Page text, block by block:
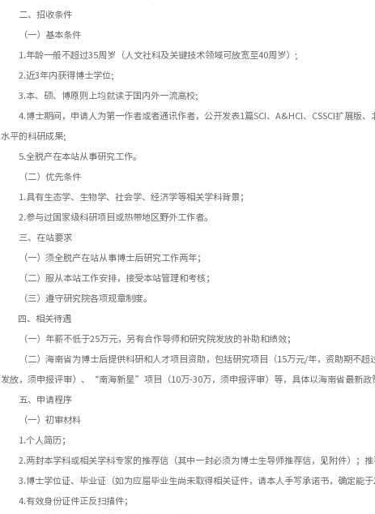
二、招收条件
（一）基本条件
1.年龄一般不超过35周岁（人文社科及关键技术领域可放宽至40周岁）;
2.近3年内获得博士学位;
3.本、硕、博原则上均就读于国内外一流高校;
4.博士期间，申请人为第一作者或者通讯作者，公开发表1篇SCI、A&HCI、CSSCI扩展版
水平的科研成果;
5.全脱产在本站从事研究工作。
（二）优先条件
1.具有生态学、生物学、社会学、经济学等相关学科背景；
2.参与过国家级科研项目或热带地区野外工作者。
三、在站要求
（一）须全脱产在站从事博士后研究工作两年；
（二）服从本站工作安排，接受本站管理和考核；
（三）遵守研究院各项规章制度。
四、相关待遇
（一）年薪不低于25万元，另有合作导师和研究院发放的补助和绩效；
（二）海南省为博士后提供科研和人才项目资助，包括研究项目（15万元/年，资助期不
发放，须申报评审）、“南海新星”项目（10万-30万，须申报评审）等，具体以海南省最新政
五、申请程序
（一）初审材料
1.个人简历；
2.两封本学科或相关学科专家的推荐信（其中一封必须为博士生导师推荐信，见附件）；
3.博士学位证、毕业证（如为应届毕业生尚未取得相关证件，请本人手写承诺书，确定能于
4.有效身份证件正反扫描件；